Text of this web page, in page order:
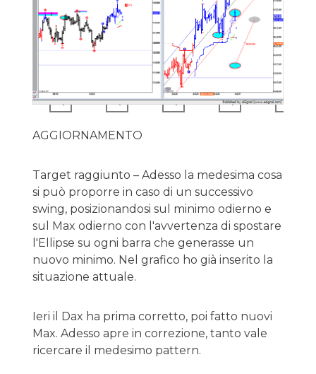
AGGIORNAMENTO
Target raggiunto – Adesso la medesima cosa
si può proporre in caso di un successivo
swing, posizionandosi sul minimo odierno e
sul Max odierno con l'avvertenza di spostare
l'Ellipse su ogni barra che generasse un
nuovo minimo. Nel grafico ho già inserito la
situazione attuale.
Ieri il Dax ha prima corretto, poi fatto nuovi
Max. Adesso apre in correzione, tanto vale
ricercare il medesimo pattern.